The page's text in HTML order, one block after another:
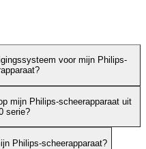
voor mijn Philips-
mijn Philips-scheerapparaat uit
serie?
Philips-scheerapparaat?